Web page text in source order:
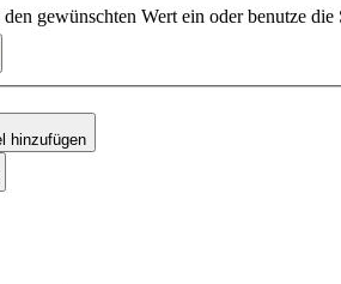
gewünschten Wert ein oder benutze
hinzufügen